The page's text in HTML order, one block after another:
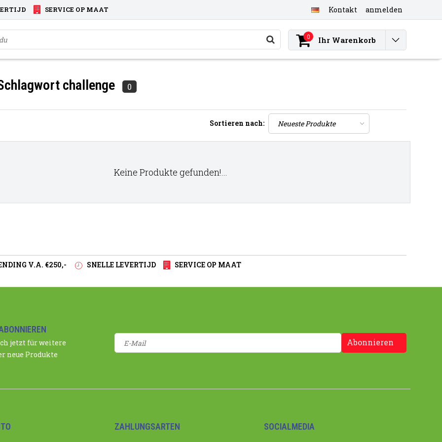
SERVICE OP MAAT Kontakt anmelden
0 Ihr Warenkorb
challenge 0
Sortieren nach:
Keine Produkte gefunden!...
V.A. €250,- SNELLE LEVERTIJD SERVICE OP MAAT
jetzt für weitere
neue Produkte
Abonnieren
ZAHLUNGSARTEN SOCIALMEDIA